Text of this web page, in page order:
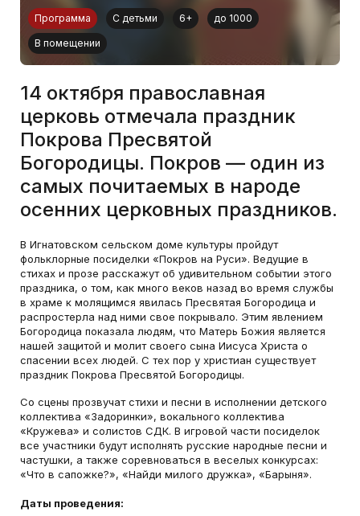
Программа С детьми 6+ до 1000
В помещении
14 октября православная
церковь отмечала праздник
Покрова Пресвятой
Богородицы. Покров — один из
самых почитаемых в народе
осенних церковных праздников.
В Игнатовском сельском доме культуры пройдут
фольклорные посиделки «Покров на Руси». Ведущие в
стихах и прозе расскажут об удивительном событии этого
праздника, о том, как много веков назад во время службы
в храме к молящимся явилась Пресвятая Богородица и
распростерла над ними свое покрывало. Этим явлением
Богородица показала людям, что Матерь Божия является
нашей защитой и молит своего сына Иисуса Христа о
спасении всех людей. С тех пор у христиан существует
праздник Покрова Пресвятой Богородицы.
Со сцены прозвучат стихи и песни в исполнении детского
коллектива «Задоринки», вокального коллектива
«Кружева» и солистов СДК. В игровой части посиделок
все участники будут исполнять русские народные песни и
частушки, а также соревноваться в веселых конкурсах:
«Что в сапожке?», «Найди милого дружка», «Барыня».
Даты проведения: